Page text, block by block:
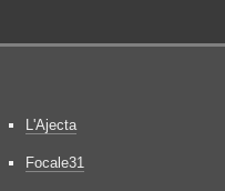
L'Ajecta
Focale31